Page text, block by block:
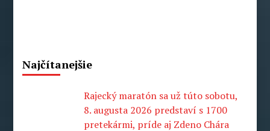
Najčítanejšie
Rajecký maratón sa už túto sobotu,
8. augusta 2026 predstaví s 1700
pretekármi, príde aj Zdeno Chára